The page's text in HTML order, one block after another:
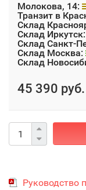
Молокова, 14:
Транзит в
Склад
Склад Иркутск:
Склад Санкт-
Склад Москва:
Склад
45 390 руб.
Руководство